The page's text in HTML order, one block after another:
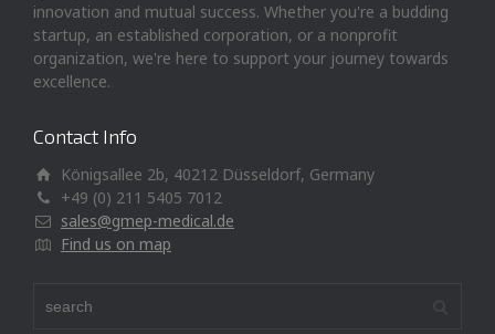
innovation and mutual success. Whether you're a budding
startup, an established corporation, or a nonprofit
organization, we're here to support your journey towards
excellence.
Contact Info
Königsallee 2b, 40212 Düsseldorf, Germany
+49 (0) 211 5405 7012
sales@gmep-medical.de
Find us on map